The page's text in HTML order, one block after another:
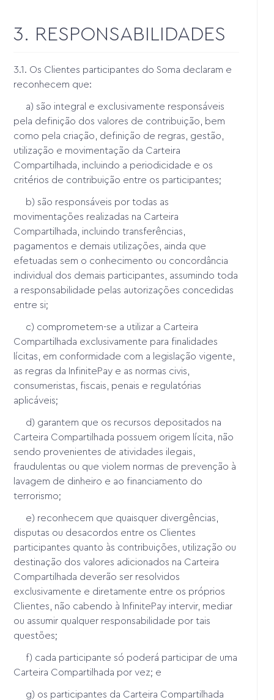
3. RESPONSABILIDADES
3.1. Os Clientes participantes do Soma declaram e
reconhecem que:
a) são integral e exclusivamente responsáveis
pela definição dos valores de contribuição, bem
como pela criação, definição de regras, gestão,
utilização e movimentação da Carteira
Compartilhada, incluindo a periodicidade e os
critérios de contribuição entre os participantes;
b) são responsáveis por todas as
movimentações realizadas na Carteira
Compartilhada, incluindo transferências,
pagamentos e demais utilizações, ainda que
efetuadas sem o conhecimento ou concordância
individual dos demais participantes, assumindo toda
a responsabilidade pelas autorizações concedidas
entre si;
c) comprometem-se a utilizar a Carteira
Compartilhada exclusivamente para finalidades
lícitas, em conformidade com a legislação vigente,
as regras da InfinitePay e as normas civis,
consumeristas, fiscais, penais e regulatórias
aplicáveis;
d) garantem que os recursos depositados na
Carteira Compartilhada possuem origem lícita, não
sendo provenientes de atividades ilegais,
fraudulentas ou que violem normas de prevenção à
lavagem de dinheiro e ao financiamento do
terrorismo;
e) reconhecem que quaisquer divergências,
disputas ou desacordos entre os Clientes
participantes quanto às contribuições, utilização ou
destinação dos valores adicionados na Carteira
Compartilhada deverão ser resolvidos
exclusivamente e diretamente entre os próprios
Clientes, não cabendo à InfinitePay intervir, mediar
ou assumir qualquer responsabilidade por tais
questões;
f) cada participante só poderá participar de uma
Carteira Compartilhada por vez; e
g) os participantes da Carteira Compartilhada